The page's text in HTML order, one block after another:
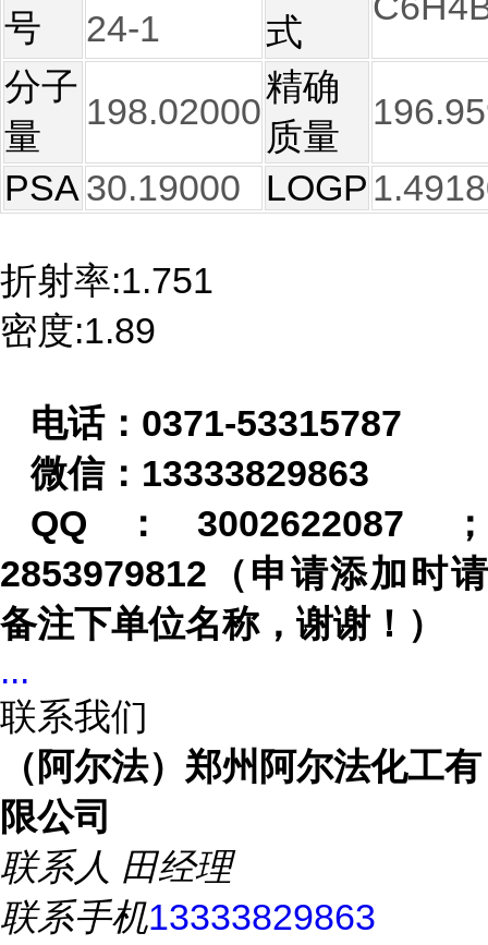
号
24-1
式
分子
量
198.02000
精确
质量
PSA 30.19000 LOGP
折射率:1.751
密度:1.89
电话： 0371-53315787
微信： 13333829863
QQ ：3002622087
；
2853979812 （申请添加时请
备注下单位名称，谢谢！）
...
联系我们
（阿尔法）郑州阿尔法化工有
限公司
联系人 田经理
联系手机13333829863